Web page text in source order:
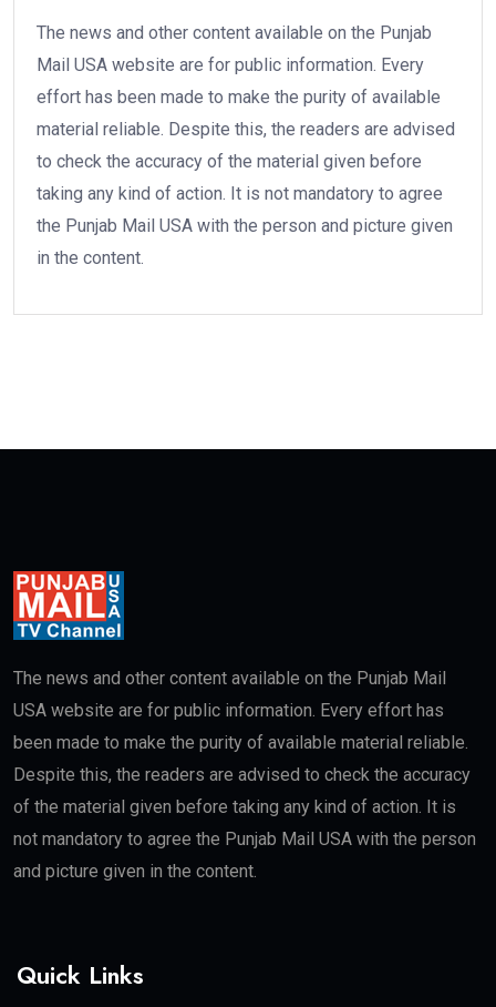
The news and other content available on the Punjab
Mail USA website are for public information. Every
effort has been made to make the purity of available
material reliable. Despite this, the readers are advised
to check the accuracy of the material given before
taking any kind of action. It is not mandatory to agree
the Punjab Mail USA with the person and picture given
in the content.
The news and other content available on the Punjab Mail
USA website are for public information. Every effort has
been made to make the purity of available material reliable.
Despite this, the readers are advised to check the accuracy
of the material given before taking any kind of action. It is
not mandatory to agree the Punjab Mail USA with the person
and picture given in the content.
Quick Links